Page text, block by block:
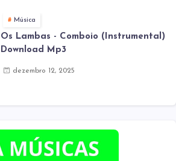
Música
Os Lambas - Comboio (Instrumental)
Download Mp3
dezembro 12, 2025